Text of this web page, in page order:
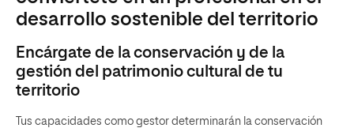
desarrollo sostenible del territorio
Encárgate de la conservación y de la
gestión del patrimonio cultural de tu
territorio
Tus capacidades como gestor determinarán la conservación